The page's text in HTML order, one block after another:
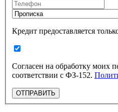
Кредит предоставляется
Согласен на обработку моих
соответствии с ФЗ-152.
ОТПРАВИТЬ